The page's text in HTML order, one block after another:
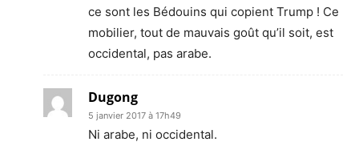
ce sont les Bédouins qui copient Trump ! Ce
mobilier, tout de mauvais goût qu’il soit, est
occidental, pas arabe.
Dugong
5 janvier 2017 à 17h49
Ni arabe, ni occidental.